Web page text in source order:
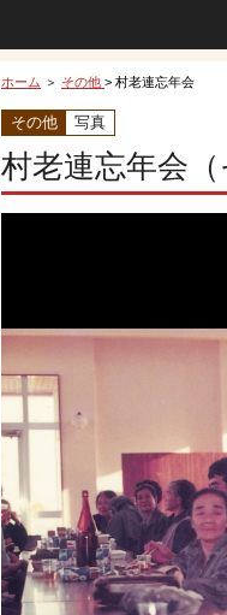
ホーム ＞ その他 > 村老連忘年会
その他 写真
村老連忘年会